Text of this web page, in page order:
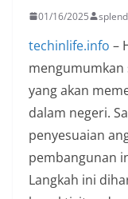
01/16/2025
techinlife.info –
yang akan
dalam negeri.
penyesuaian
pembangunan
Langkah ini